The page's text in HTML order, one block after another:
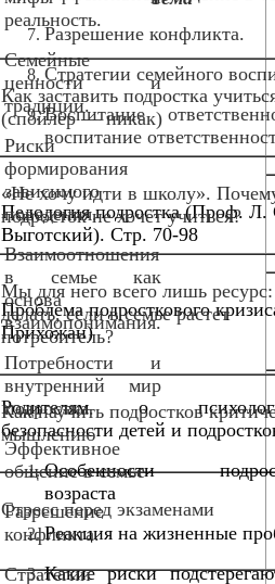
Разрешение конфликта.
Стратегии семейного
Воспитание
воспитание
Педология подростка (Проф. Л.
Выготский). Стр. 70-98
Проблема подросткового
Прихожан)
Родителям о
безопасности детей и
Особенности
возраста
Реакция на жизненные
Какие риски
реальность.
Семейные
ценности и
традиции.
Риски
формирования
зависимого
поведения.
Взаимоотношения
в семье как
основа
взаимопонимания.
Потребности и
внутренний мир
подростка.
Эффективное
общение в семье
Разрешение
конфликта.
Стратегии
Как заставить подростка
(спойлер — никак)
«Не хочу идти в школу».
подросток не хочет учиться?
Мы для него всего лишь
делать, если в семье растет
потребитель?
Как научить подростков
мышлению
Стресс перед экзаменами